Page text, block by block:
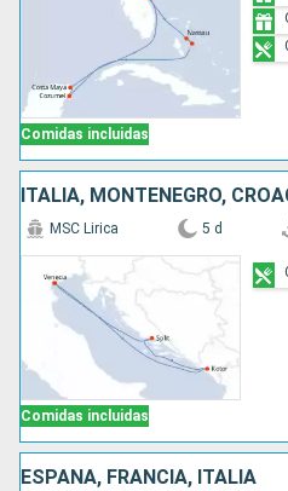
Comidas incluidas
ITALIA, MONTENEGRO,
Comidas incluidas
MSC Lirica 5 d
ESPAÑA, FRANCIA, ITALIA